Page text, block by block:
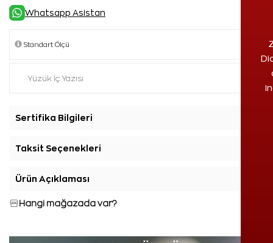
Whatsapp Asistan
Sertifika Bilgileri
Taksit Seçenekleri
Ürün Açıklaması
Hangi mağazada var?